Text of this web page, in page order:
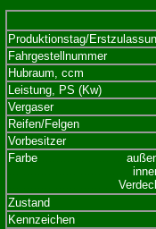
Produktionstag/
Fahrgestellnummer
Hubraum, ccm
Leistung, PS (Kw)
Vergaser
Reifen/Felgen
Vorbesitzer
Farbe
Zustand
Kennzeichen